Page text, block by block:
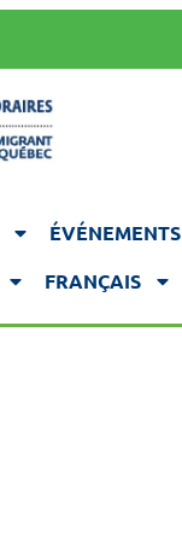
ÉVÉNEMENTS
FRANÇAIS